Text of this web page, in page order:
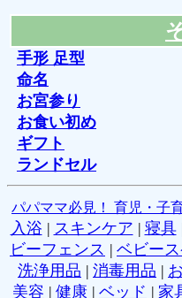
手形 足型
命名
お宮参り
お食い初め
ギフト
ランドセル
パパママ必見！ 育児・子
入浴 | スキンケア | 寝具
ビーフェンス | ベビー
洗浄用品 | 消毒用品 |
美容 | 健康 | ベッド | 家